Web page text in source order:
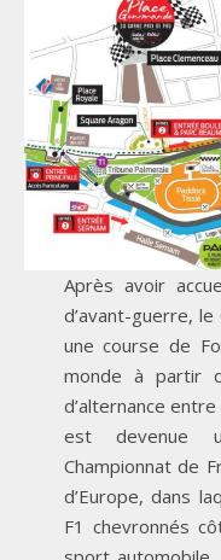
Après avoir
d’avant-guerre,
une course de
monde à partir
d’alternance
est devenue
Championnat de
d’Europe, dans
F1 chevronnés